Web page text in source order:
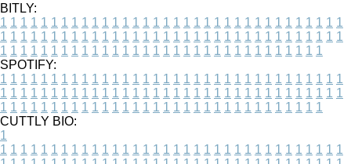
BITLY:
1 1 1 1 1 1 1 1 1 1 1 1 1 1 1 1 1 1 1 1 1 1 1 1 1 1 1 1 1 1 1 1 1 1
1 1 1 1 1 1 1 1 1 1 1 1 1 1 1 1 1 1 1 1 1 1 1 1 1 1 1 1 1 1 1 1 1 1
1 1 1 1 1 1 1 1 1 1 1 1 1 1 1 1 1 1 1 1 1 1 1 1 1 1 1 1 1 1 1 1
SPOTIFY:
1 1 1 1 1 1 1 1 1 1 1 1 1 1 1 1 1 1 1 1 1 1 1 1 1 1 1 1 1 1 1 1 1 1
1 1 1 1 1 1 1 1 1 1 1 1 1 1 1 1 1 1 1 1 1 1 1 1 1 1 1 1 1 1 1 1 1 1
1 1 1 1 1 1 1 1 1 1 1 1 1 1 1 1 1 1 1 1 1 1 1 1 1 1 1 1 1 1 1 1
CUTTLY BIO:
1
1 1 1 1 1 1 1 1 1 1 1 1 1 1 1 1 1 1 1 1 1 1 1 1 1 1 1 1 1 1 1 1 1 1